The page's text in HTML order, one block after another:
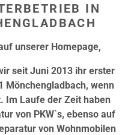
IN
unserer Homepage,
seit Juni 2013 ihr erster
Mönchengladbach, wenn
Im Laufe der Zeit haben
von PKW`s, ebenso auf
von Wohnmobilen